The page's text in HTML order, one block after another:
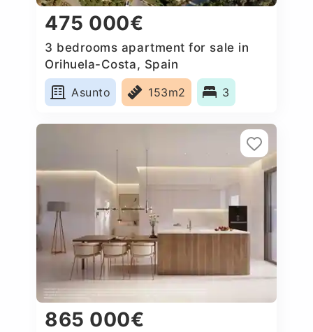
475 000€
3 bedrooms apartment for sale in
Orihuela-Costa, Spain
Asunto
153m2 3
865 000€